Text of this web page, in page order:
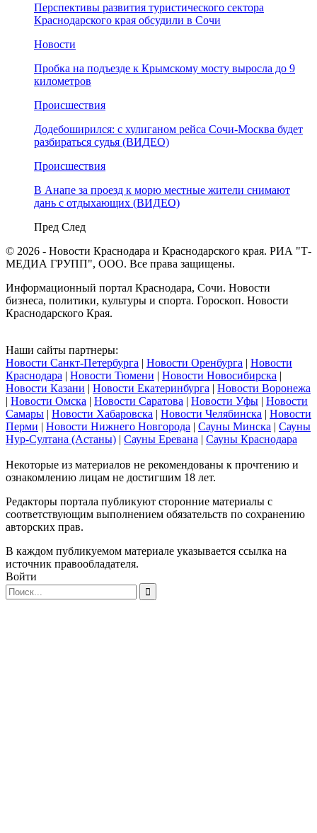
Перспективы развития туристического сектора
Краснодарского края обсудили в Сочи
Новости
Пробка на подъезде к Крымскому мосту выросла до 9
километров
Происшествия
Додебоширился: с хулиганом рейса Сочи-Москва будет
разбираться судья (ВИДЕО)
Происшествия
В Анапе за проезд к морю местные жители снимают
дань с отдыхающих (ВИДЕО)
Пред След
© 2026 - Новости Краснодара и Краснодарского края. РИА "Т-
МЕДИА ГРУПП", ООО. Все права защищены.
Информационный портал Краснодара, Сочи. Новости
бизнеса, политики, культуры и спорта. Гороскоп. Новости
Краснодарского Края.
Наши сайты партнеры:
Новости Санкт-Петербурга | Новости Оренбурга | Новости
Краснодара | Новости Тюмени | Новости Новосибирска |
Новости Казани | Новости Екатеринбурга | Новости Воронежа
| Новости Омска | Новости Саратова | Новости Уфы | Новости
Самары | Новости Хабаровска | Новости Челябинска | Новости
Перми | Новости Нижнего Новгорода | Сауны Минска | Сауны
Нур-Султана (Астаны) | Сауны Еревана | Сауны Краснодара
Некоторые из материалов не рекомендованы к прочтению и
ознакомлению лицам не достигшим 18 лет.
Редакторы портала публикуют сторонние материалы с
соответствующим выполнением обязательств по сохранению
авторских прав.
В каждом публикуемом материале указывается ссылка на
источник правообладателя.
Войти